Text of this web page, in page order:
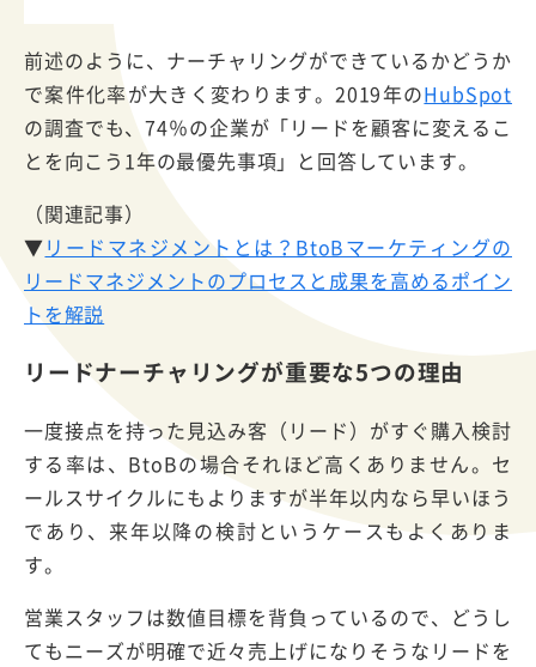
前述のように、ナーチャリングができているかどうか
で案件化率が大きく変わります。2019年のHubSpot
の調査でも、74％の企業が「リードを顧客に変えるこ
とを向こう1年の最優先事項」と回答しています。
（関連記事）
▼リードマネジメントとは？BtoBマーケティングの
リードマネジメントのプロセスと成果を高めるポイン
トを解説
リードナーチャリングが重要な5つの理由
一度接点を持った見込み客（リード）がすぐ購入検討
する率は、BtoBの場合それほど高くありません。セ
ールスサイクルにもよりますが半年以内なら早いほう
であり、来年以降の検討というケースもよくありま
す。
営業スタッフは数値目標を背負っているので、どうし
てもニーズが明確で近々売上げになりそうなリードを